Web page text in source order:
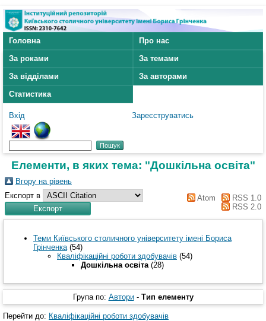
Головна
Про нас
За роками
За темами
За відділами
За авторами
Статистика
Вхід Зареєструватись
Елементи, в яких тема: "Дошкільна освіта"
Вгору на рівень
Експорт в
Atom
RSS 1.0
RSS 2.0
Теми Київського столичного університету імені Бориса
Грінченка (54)
Кваліфікаційні роботи здобувачів (54)
Дошкільна освіта (28)
Група по: Автори- Тип елементу
Перейти до: Кваліфікаційні роботи здобувачів